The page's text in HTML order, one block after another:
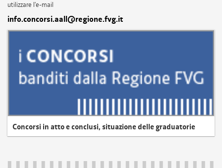
utilizzare l'e-mail
info.concorsi.aall@regione.fvg.it
Concorsi in atto e conclusi, situazione delle graduatorie